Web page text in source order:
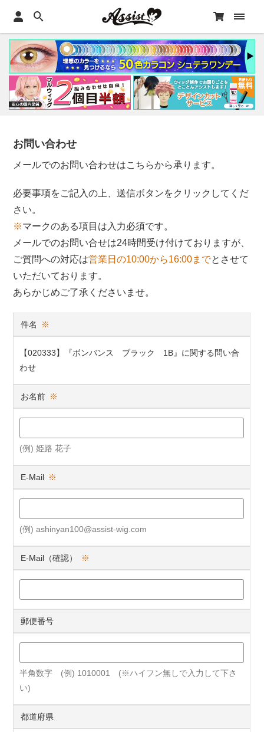
お問い合わせ
メールでのお問い合わせはこちらから承ります。
必要事項をご記入の上、送信ボタンをクリックしてくだ
さい。
※マークのある項目は入力必須です。
メールでのお問い合せは24時間受け付けておりますが、
ご質問への対応は営業日の10:00から16:00までとさせて
いただいております。
あらかじめご了承くださいませ。
件名 ※
【020333】『ボンバンス ブラック 1B』に関する問い合
わせ
お名前 ※
(例) 姫路 花子
E-Mail ※
(例) ashinyan100@assist-wig.com
E-Mail（確認） ※
郵便番号
半角数字 (例) 1010001 (※ハイフン無しで入力して下さ
い)
都道府県